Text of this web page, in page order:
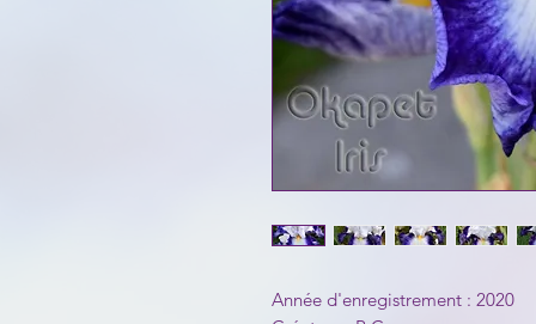
Année d'enregistrement : 2020